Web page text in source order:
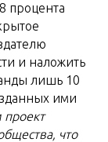
процента
и наложить
лишь 10
ими
что